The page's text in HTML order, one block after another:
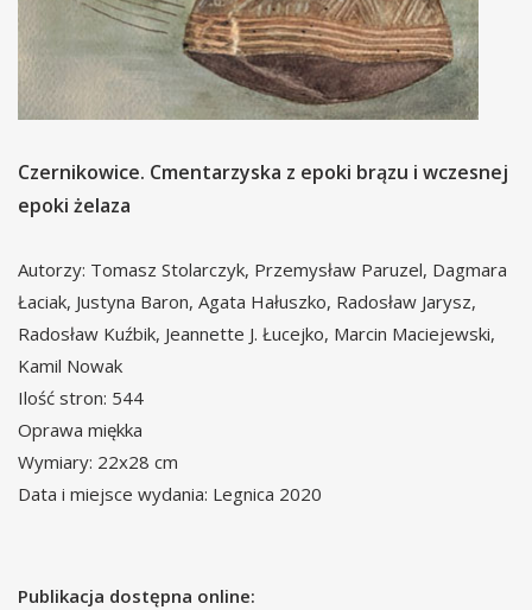
Czernikowice. Cmentarzyska z epoki brązu i wczesnej
epoki żelaza
Autorzy: Tomasz Stolarczyk, Przemysław Paruzel, Dagmara
Łaciak, Justyna Baron, Agata Hałuszko, Radosław Jarysz,
Radosław Kuźbik, Jeannette J. Łucejko, Marcin Maciejewski,
Kamil Nowak
Ilość stron: 544
Oprawa miękka
Wymiary: 22x28 cm
Data i miejsce wydania: Legnica 2020
Publikacja dostępna online: